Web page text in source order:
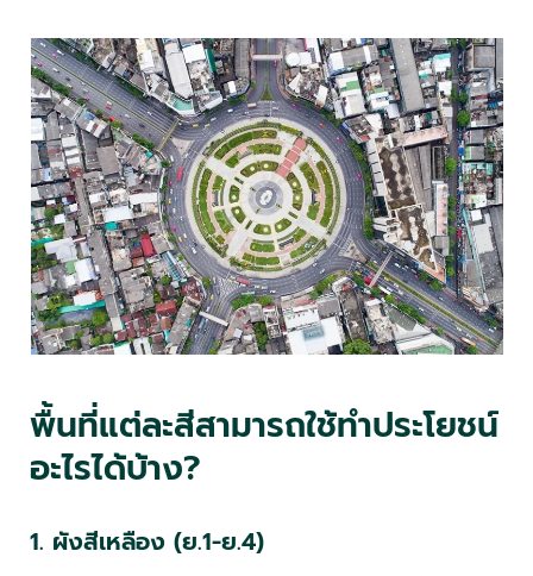
พื้นที่แต่ละสีสามารถใช้ทำประโยชน์
อะไรได้บ้าง?
1. ผังสีเหลือง (ย.1-ย.4)